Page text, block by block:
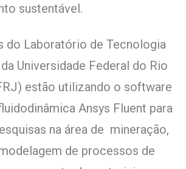
sustentável.
do Laboratório de Tecnologia
Universidade Federal do Rio
estão utilizando o software
Ansys Fluent para
na área de mineração,
de processos de